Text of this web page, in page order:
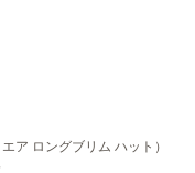
ア ロングブリム ハット）